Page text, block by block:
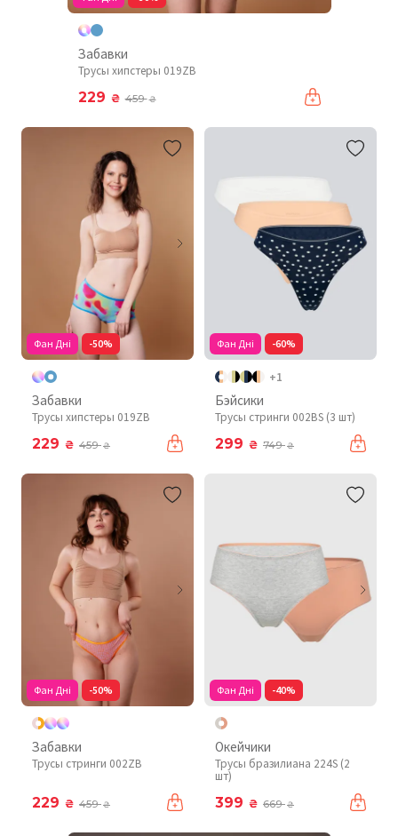
Забавки
Трусы хипстеры 019ZB
229 ₴ 459₴
Фан Дні -50%
Забавки
Трусы хипстеры 019ZB
229 ₴ 459₴
Фан Дні -60%
+1
Бэйсики
Трусы стринги 002BS (3 шт)
299 ₴ 749₴
Фан Дні -50%
Забавки
Трусы стринги 002ZB
229 ₴ 459₴
Фан Дні -40%
Окейчики
Трусы бразилиана 224S (2
шт)
399 ₴ 669₴